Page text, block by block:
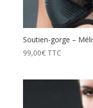
Soutien-gorge –
99,00€ TTC